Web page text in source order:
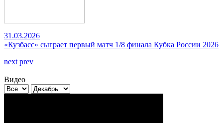
31.03.2026
«Кузбасс» сыграет первый матч 1/8 финала Кубка России 2026
next prev
Видео